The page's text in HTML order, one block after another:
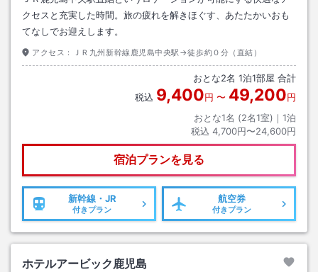
クセスと充実した時間。旅の疲れを解きほぐす、あたたかいおも
てなしでお迎えします。
アクセス： ＪＲ九州新幹線鹿児島中央駅→徒歩約０分（直結）
おとな2名 1泊1部屋 合計
税込 9,400円 〜 49,200円
おとな1名 (2名1室)｜ 1泊
税込 4,700円〜24,600円
宿泊プランを見る
新幹線・JR
付きプラン
航空券
付きプラン
ホテルアービック鹿児島